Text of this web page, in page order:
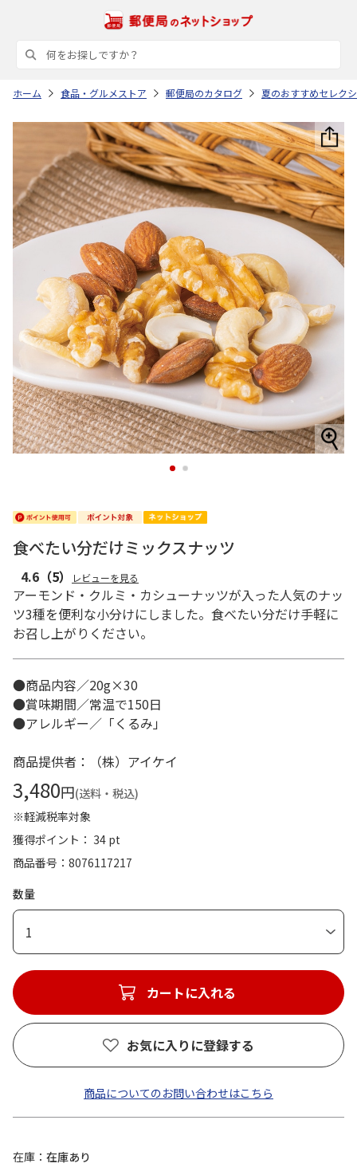
ホーム 食品・グルメストア 郵便局のカタログ 夏のおすすめセレク
1 2
食べたい分だけミックスナッツ
4.6 （5） レビューを見る
アーモンド・クルミ・カシューナッツが入った人気のナッ
ツ3種を便利な小分けにしました。食べたい分だけ手軽に
お召し上がりください。
●商品内容／20g×30
●賞味期間／常温で150日
●アレルギー／「くるみ」
商品提供者：（株）アイケイ
3,480円(送料・税込)
※軽減税率対象
獲得ポイント： 34 pt
商品番号
8076117217
数量
1
カートに入れる
お気に入りに登録する
商品についてのお問い合わせはこちら
在庫
在庫あり